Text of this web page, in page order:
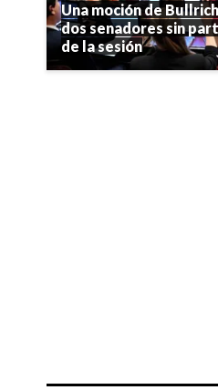
Una moción de
dos senadores sin
de la sesión